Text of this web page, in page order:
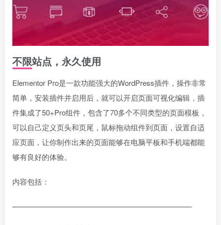
不限站点，永久使用
Elementor Pro是一款功能强大的WordPress插件，操作非常
简单，安装插件并启用后，就可以开启页面可视化编辑，插
件集成了50+Pro组件，包含了70多个不同类型的页面模板，
可以自己定义页头和页尾，鼠标拖动组件到页面，设置自适
应页面，让你制作出来的页面能够在电脑平板和手机端都能
够有良好的体验。
内容包括：
————————————————————————-